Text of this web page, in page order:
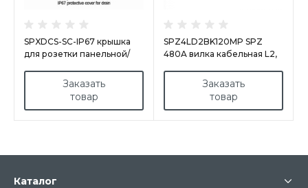
SPXDCS-SC-IP67 крышка
для розетки панельной/
Заказать
товар
SPZ4LD2BK120MP SPZ
480A вилка кабельная L2,
Заказать
товар
Каталог